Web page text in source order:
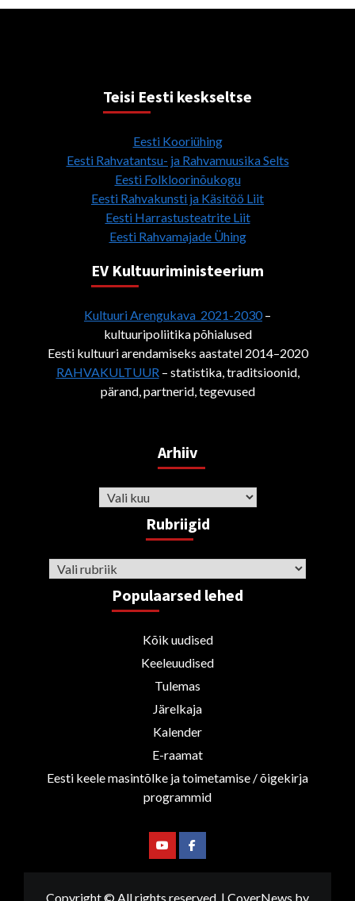
Teisi Eesti keskseltse
Eesti Kooriühing
Eesti Rahvatantsu- ja Rahvamuusika Selts
Eesti Folkloorinõukogu
Eesti Rahvakunsti ja Käsitöö Liit
Eesti Harrastusteatrite Liit
Eesti Rahvamajade Ühing
EV Kultuuriministeerium
Kultuuri Arengukava 2021-2030–
kultuuripoliitika põhialused
Eesti kultuuri arendamiseks aastatel 2014–2020
RAHVAKULTUUR– statistika, traditsioonid,
pärand, partnerid, tegevused
Arhiiv
Arhiiv
Rubriigid
Rubriigid
Populaarsed lehed
Kõik uudised
Keeleuudised
Tulemas
Järelkaja
Kalender
E-raamat
Eesti keele masintõlke ja toimetamise / õigekirja
programmid
YoutubeFacebook
Copyright © All rights reserved. | CoverNews by